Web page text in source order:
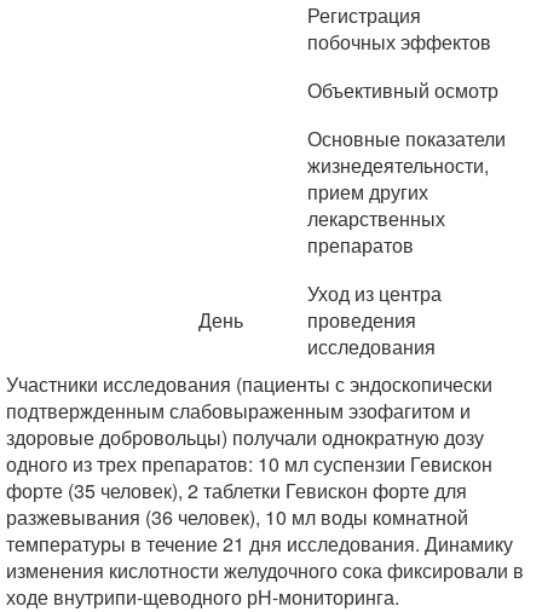
Регистрация
побочных эффектов
Объективный осмотр
Основные показатели
жизнедеятельности,
прием других
лекарственных
препаратов
День
Уход из центра
проведения
исследования
Участники исследования (пациенты с эндоскопически
подтвержденным слабовыраженным эзофагитом и
здоровые добровольцы) получали однократную дозу
одного из трех препаратов: 10 мл суспензии Гевискон
форте (35 человек), 2 таблетки Гевискон форте для
разжевывания (36 человек), 10 мл воды комнатной
температуры в течение 21 дня исследования. Динамику
изменения кислотности желудочного сока фиксировали в
ходе внутрипи-щеводного рН-мониторинга.